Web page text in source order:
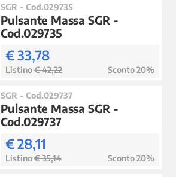
SGR - Cod.029735
Pulsante Massa SGR -
Cod.029735
€ 33,78
Listino€ 42,22 Sconto 20%
SGR - Cod.029737
Pulsante Massa SGR -
Cod.029737
€ 28,11
Listino€ 35,14 Sconto 20%